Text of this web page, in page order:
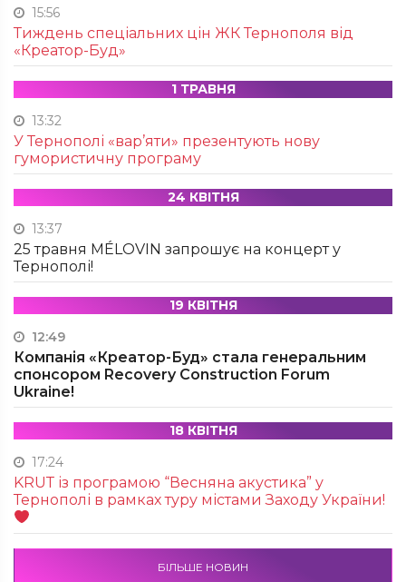
15:56
Тиждень спеціальних цін ЖК Тернополя від
«Креатор-Буд»
1 ТРАВНЯ
13:32
У Тернополі «вар’яти» презентують нову
гумористичну програму
24 КВІТНЯ
13:37
25 травня MÉLOVIN запрошує на концерт у
Тернополі!
19 КВІТНЯ
12:49
Компанія «Креатор-Буд» стала генеральним
спонсором Recovery Construction Forum
Ukraine!
18 КВІТНЯ
17:24
KRUТ із програмою “Весняна акустика” у
Тернополі в рамках туру містами Заходу України!
БІЛЬШЕ НОВИН